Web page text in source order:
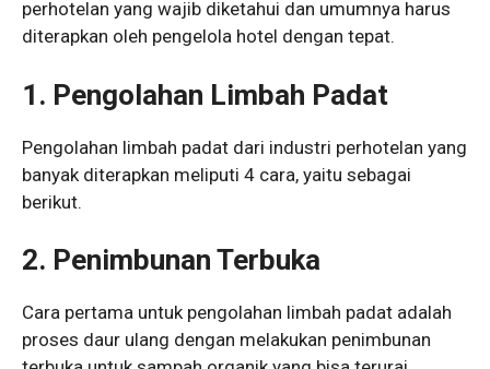
perhotelan yang wajib diketahui dan umumnya harus
diterapkan oleh pengelola hotel dengan tepat.
1. Pengolahan Limbah Padat
Pengolahan limbah padat dari industri perhotelan yang
banyak diterapkan meliputi 4 cara, yaitu sebagai
berikut.
2. Penimbunan Terbuka
Cara pertama untuk pengolahan limbah padat adalah
proses daur ulang dengan melakukan penimbunan